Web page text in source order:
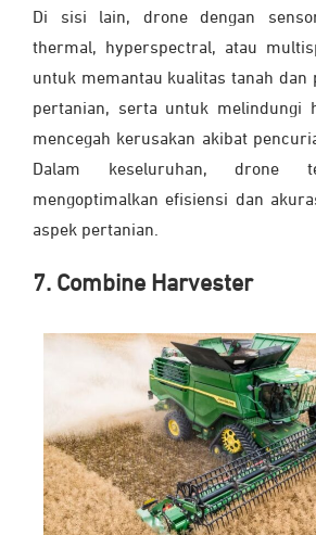
Di sisi lain, drone dengan
thermal, hyperspectral, atau
untuk memantau kualitas tanah dan
pertanian, serta untuk melindungi
mencegah kerusakan akibat
Dalam keseluruhan, drone
mengoptimalkan efisiensi dan
aspek pertanian.
7. Combine Harvester